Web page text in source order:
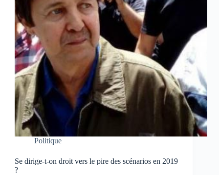
Politique
Se dirige-t-on droit vers le pire des scénarios en 2019
?